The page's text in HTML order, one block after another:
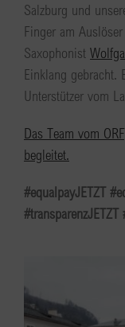
Salzburg und
Finger am
Saxophonist
Einklang gebracht.
Unterstützer vom
Das Team vom
begleitet.
#equalpayJETZT
#transparenzJETZT